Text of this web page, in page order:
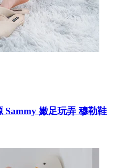
Sammy 嫩足玩弄 穆勒鞋